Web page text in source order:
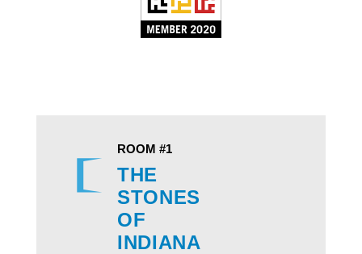
ROOM #1
THE
STONES
OF
INDIANA